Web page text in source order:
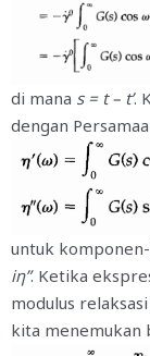
di mana s = t – t’.
dengan
untuk
iη”. Ketika
modulus
kita menemukan